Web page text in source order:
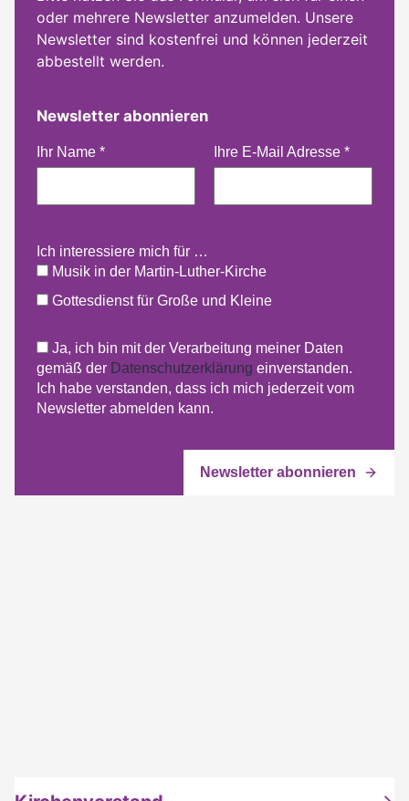
oder mehrere Newsletter anzumelden. Unsere
Newsletter sind kostenfrei und können jederzeit
abbestellt werden.
Newsletter abonnieren
Ihr Name * Ihre E-Mail Adresse *
Ich interessiere mich für …
Musik in der Martin-Luther-Kirche
Gottesdienst für Große und Kleine
Ja, ich bin mit der Verarbeitung meiner Daten
gemäß der Datenschutzerklärung einverstanden.
Ich habe verstanden, dass ich mich jederzeit vom
Newsletter abmelden kann.